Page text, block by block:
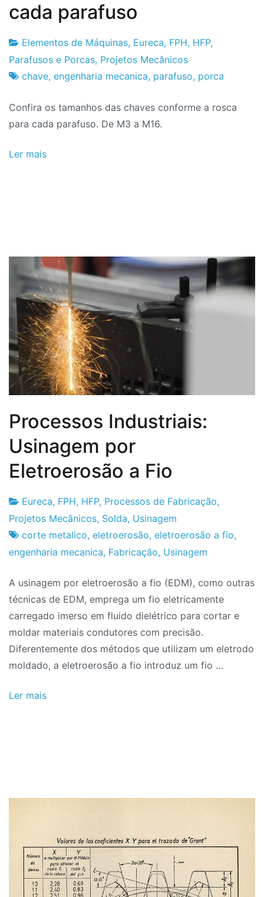
cada parafuso
Fabrica
do
7
de
de
2026
Elementos de Máquinas, Eureca, FPH, HFP,
Parafusos e Porcas, Projetos Mecânicos
chave, engenharia mecanica, parafuso, porca
Confira os tamanhos das chaves conforme a rosca
para cada parafuso. De M3 a M16.
Ler mais
Processos Industriais:
Usinagem por
Eletroerosão a Fio
Fabrica
do
Projeto
22
de
Maio
2024
Eureca, FPH, HFP, Processos de Fabricação,
Projetos Mecânicos, Solda, Usinagem
corte metalico, eletroerosão, eletroerosão a fio,
engenharia mecanica, Fabricação, Usinagem
A usinagem por eletroerosão a fio (EDM), como outras
técnicas de EDM, emprega um fio eletricamente
carregado imerso em fluido dielétrico para cortar e
moldar materiais condutores com precisão.
Diferentemente dos métodos que utilizam um eletrodo
moldado, a eletroerosão a fio introduz um fio …
Ler mais